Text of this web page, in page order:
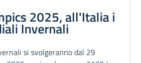
2025, all'Italia i
Invernali
si svolgeranno dal 29